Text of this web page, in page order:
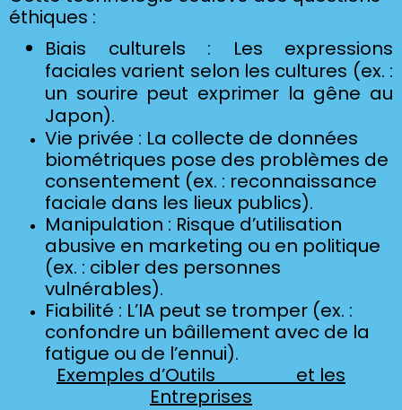
éthiques :
Biais culturels : Les expressions
faciales varient selon les cultures (ex. :
un sourire peut exprimer la gêne au
Japon).
Vie privée : La collecte de données
biométriques pose des problèmes de
consentement (ex. : reconnaissance
faciale dans les lieux publics).
Manipulation : Risque d’utilisation
abusive en marketing ou en politique
(ex. : cibler des personnes
vulnérables).
Fiabilité : L’IA peut se tromper (ex. :
confondre un bâillement avec de la
fatigue ou de l’ennui).
Exemples d’Outils et les
Entreprises